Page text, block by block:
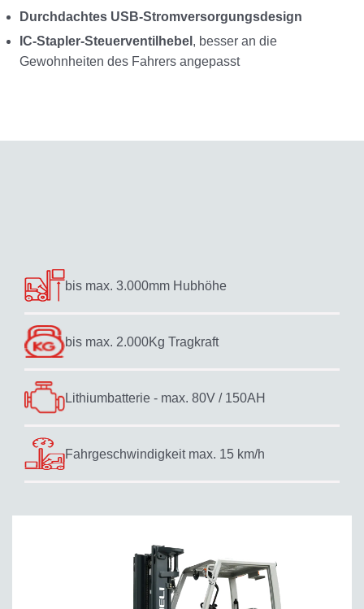
Durchdachtes USB-Stromversorgungsdesign
IC-Stapler-Steuerventilhebel , besser an die
Gewohnheiten des Fahrers angepasst
bis max. 3.000mm Hubhöhe
bis max. 2.000Kg Tragkraft
Lithiumbatterie - max. 80V / 150AH
Fahrgeschwindigkeit max. 15 km/h